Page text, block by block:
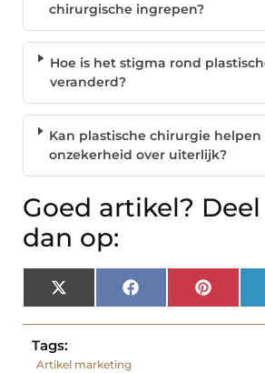
chirurgische ingrepen?
Hoe is het stigma rond
veranderd?
Kan plastische chirurgie
onzekerheid over uiterlijk?
Goed artikel?
dan op:
X
(Twitter)
Facebook
Tags:
Artikel marketing